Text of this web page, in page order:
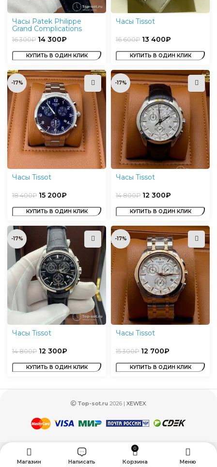
Часы Patek Philippe
Grand Complications
16 300₽ 14 300₽
КУПИТЬ В ОДИН КЛИК
Часы Tissot
16 600₽ 13 400₽
КУПИТЬ В ОДИН КЛИК
-17%
Часы Tissot
18 400₽ 15 200₽
КУПИТЬ В ОДИН КЛИК
-17%
Часы Tissot
14 800₽ 12 300₽
КУПИТЬ В ОДИН КЛИК
-17%
Часы Tissot
14 800₽ 12 300₽
КУПИТЬ В ОДИН КЛИК
-17%
Часы Tissot
15 300₽ 12 700₽
КУПИТЬ В ОДИН КЛИК
Top-sot.ru 2026 | XEWEX.
Магазин Написать
0
Корзина Меню